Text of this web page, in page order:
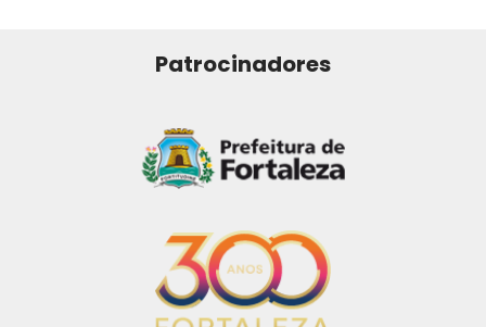
Patrocinadores